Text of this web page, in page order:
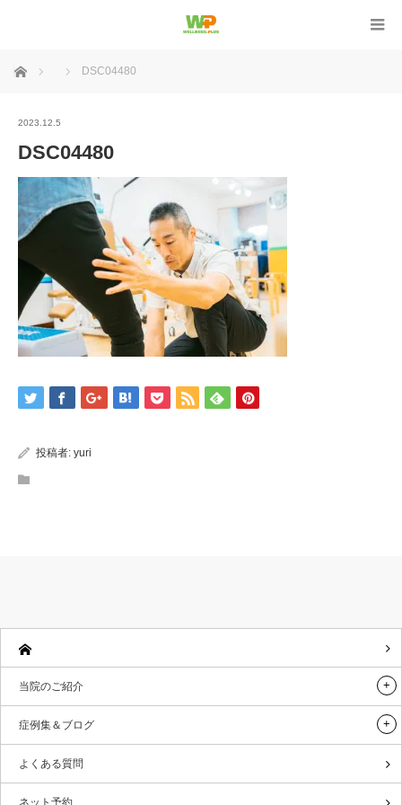
ホーム DSC04480
2023.12.5
DSC04480
投稿者: yuri
当院のご紹介
症例集＆ブログ
よくある質問
ネット予約